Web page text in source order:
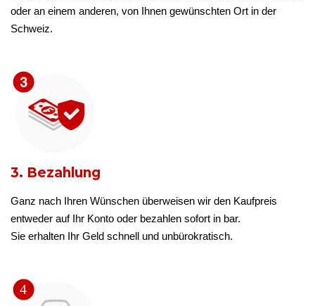
oder an einem anderen, von Ihnen gewünschten Ort in der
Schweiz.
3. Bezahlung
Ganz nach Ihren Wünschen überweisen wir den Kaufpreis
entweder auf Ihr Konto oder bezahlen sofort in bar.
Sie erhalten Ihr Geld schnell und unbürokratisch.